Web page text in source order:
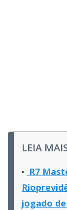
LEIA
R7
jogado